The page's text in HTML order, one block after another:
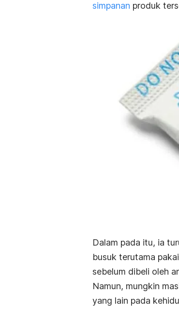
simpanan produk
Dalam pada itu, ia
busuk terutama
sebelum dibeli oleh
Namun, mungkin
yang lain pada